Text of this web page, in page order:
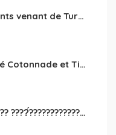
Armoires 3 battants venant de Turquie disponibles
Patch Voile Brodé Cotonnade et Tinu Minu de l’Inde ???????? ????
???????????????????? ????́???????????????????????????????????????? à vendre